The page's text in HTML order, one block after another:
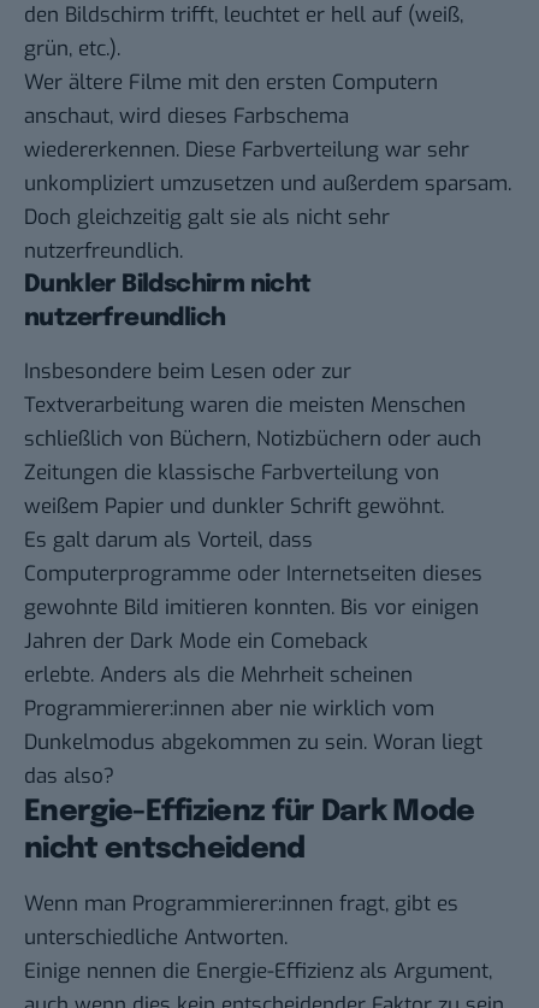
den Bildschirm trifft, leuchtet er hell auf (weiß,
grün, etc.).
Wer ältere Filme mit den ersten Computern
anschaut, wird dieses Farbschema
wiedererkennen. Diese Farbverteilung war sehr
unkompliziert umzusetzen und außerdem sparsam.
Doch gleichzeitig galt sie als nicht sehr
nutzerfreundlich.
Dunkler Bildschirm nicht
nutzerfreundlich
Insbesondere beim Lesen oder zur
Textverarbeitung waren die meisten Menschen
schließlich von Büchern, Notizbüchern oder auch
Zeitungen die klassische Farbverteilung von
weißem Papier und dunkler Schrift gewöhnt.
Es galt darum als Vorteil, dass
Computerprogramme oder Internetseiten dieses
gewohnte Bild imitieren konnten. Bis vor einigen
Jahren der Dark Mode ein Comeback
erlebte. Anders als die Mehrheit scheinen
Programmierer:innen aber nie wirklich vom
Dunkelmodus abgekommen zu sein. Woran liegt
das also?
Energie-Effizienz für Dark Mode
nicht entscheidend
Wenn man Programmierer:innen fragt, gibt es
unterschiedliche Antworten.
Einige nennen die Energie-Effizienz als Argument,